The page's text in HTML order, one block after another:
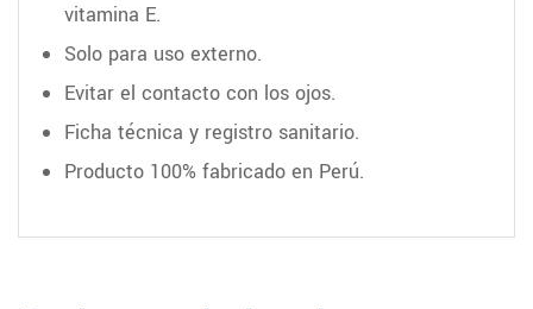
vitamina E.
Solo para uso externo.
Evitar el contacto con los ojos.
Ficha técnica y registro sanitario.
Producto 100% fabricado en Perú.